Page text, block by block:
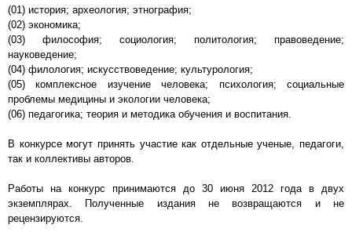
(01) история; археология; этнография;
(02) экономика;
(03) философия; социология; политология; правоведение;
науковедение;
(04) филология; искусствоведение; культурология;
(05) комплексное изучение человека; психология; социальные
проблемы медицины и экологии человека;
(06) педагогика; теория и методика обучения и воспитания.
В конкурсе могут принять участие как отдельные ученые, педагоги,
так и коллективы авторов.
Работы на конкурс принимаются до 30 июня 2012 года в двух
экземплярах. Полученные издания не возвращаются и не
рецензируются.